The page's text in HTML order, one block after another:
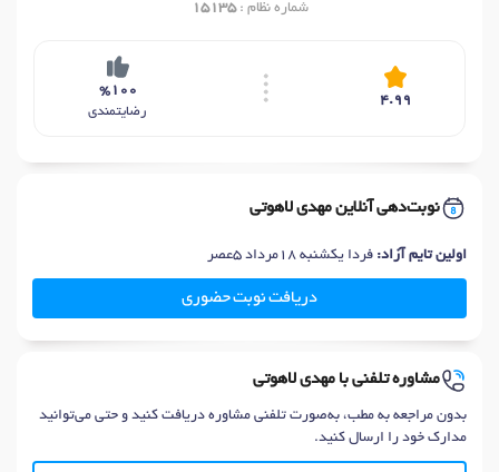
شماره نظام :15135
4.99
%100
رضایتمندی
نوبت‌دهی آنلاین مهدی لاهوتی
اولین تایم آزاد: فردا یکشنبه 18مرداد 5عصر
دریافت نوبت حضوری
مشاوره تلفنی با مهدی لاهوتی
بدون مراجعه به مطب، به‌صورت تلفنی مشاوره دریافت کنید و حتی می‌توانید
مدارک خود را ارسال کنید.